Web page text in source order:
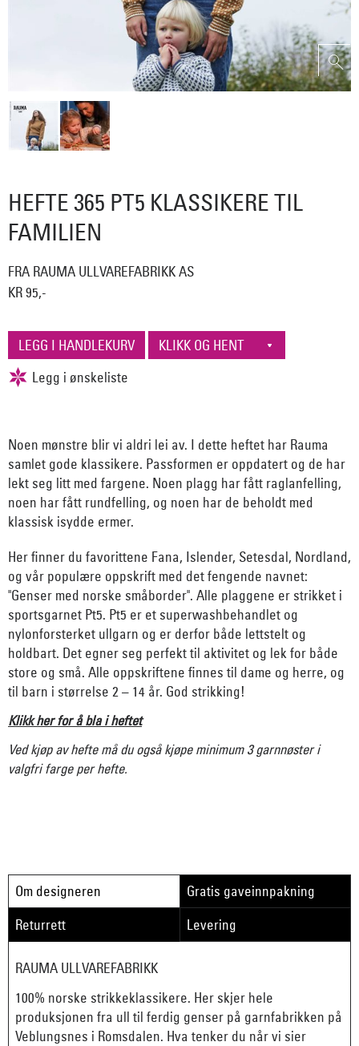
HEFTE 365 PT5 KLASSIKERE TIL
FAMILIEN
FRA RAUMA ULLVAREFABRIKK AS
KR 95,-
Noen mønstre blir vi aldri lei av. I dette heftet har Rauma
samlet gode klassikere. Passformen er oppdatert og de har
lekt seg litt med fargene. Noen plagg har fått raglanfelling,
noen har fått rundfelling, og noen har de beholdt med
klassisk isydde ermer.
Her finner du favorittene Fana, Islender, Setesdal, Nordland,
og vår populære oppskrift med det fengende navnet:
"Genser med norske småborder". Alle plaggene er strikket i
sportsgarnet Pt5. Pt5 er et superwashbehandlet og
nylonforsterket ullgarn og er derfor både lettstelt og
holdbart. Det egner seg perfekt til aktivitet og lek for både
store og små. Alle oppskriftene finnes til dame og herre, og
til barn i størrelse 2 – 14 år. God strikking!
Klikk her for å bla i heftet
Ved kjøp av hefte må du også kjøpe minimum 3 garnnøster i
valgfri farge per hefte.
Om designeren
Gratis gaveinnpakning
Returrett
Levering
RAUMA ULLVAREFABRIKK
100% norske strikkeklassikere. Her skjer hele
produksjonen fra ull til ferdig genser på garnfabrikken på
Veblungsnes i Romsdalen. Hva tenker du når vi sier